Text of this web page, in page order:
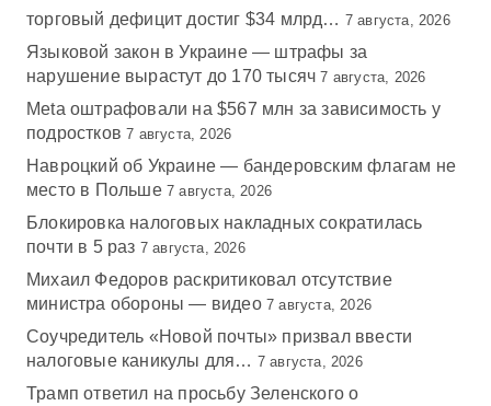
торговый дефицит достиг $34 млрд… 7 августа, 2026
Языковой закон в Украине — штрафы за
нарушение вырастут до 170 тысяч 7 августа, 2026
Meta оштрафовали на $567 млн за зависимость у
подростков 7 августа, 2026
Навроцкий об Украине — бандеровским флагам не
место в Польше 7 августа, 2026
Блокировка налоговых накладных сократилась
почти в 5 раз 7 августа, 2026
Михаил Федоров раскритиковал отсутствие
министра обороны — видео 7 августа, 2026
Соучредитель «Новой почты» призвал ввести
налоговые каникулы для… 7 августа, 2026
Трамп ответил на просьбу Зеленского о